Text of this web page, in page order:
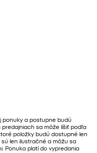
ponuky a postupne budú
sa môže líšiť podľa
položky budú dostupné len
len ilustračné a môžu sa
Ponuka platí do vypredania